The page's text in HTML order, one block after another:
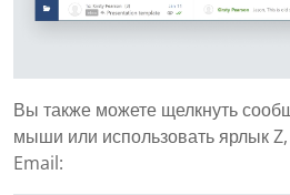
Вы также можете щелкнуть
мыши или использовать ярлык
Email: